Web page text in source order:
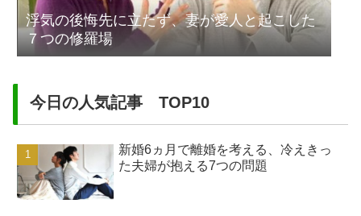
浮気の後悔先に立たず、妻が愛人と起こした
７つの修羅場
今日の人気記事 TOP10
新婚6ヵ月で離婚を考える、冷えきっ
た夫婦が抱える7つの問題